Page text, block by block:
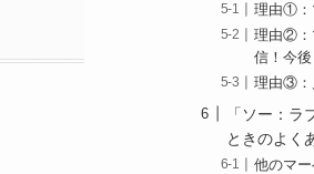
理由①：
理由②：
信！今
理由③：
「ソー：
ときのよく
他のマ